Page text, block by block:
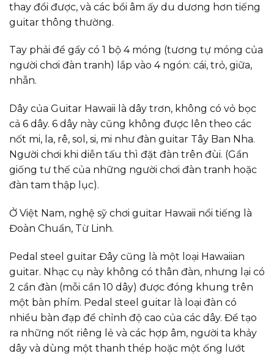
thay đổi được, và các bồi âm ấy du dương hơn tiếng
guitar thông thường.
Tay phải để gẩy có 1 bộ 4 móng (tương tự móng của
người chơi đàn tranh) lắp vào 4 ngón: cái, trỏ, giữa,
nhẫn.
Dây của Guitar Hawaii là dây trơn, không có vỏ bọc
cả 6 dây. 6 dây này cũng không được lên theo các
nốt mi, la, rê, sol, si, mi như đàn guitar Tây Ban Nha.
Người chơi khi diễn tấu thì đặt đàn trên đùi. (Gần
giống tư thế của những người chơi đàn tranh hoặc
đàn tam thập lục).
Ở Việt Nam, nghệ sỹ chơi guitar Hawaii nổi tiếng là
Đoàn Chuẩn, Từ Linh.
Pedal steel guitar Đây cũng là một loại Hawaiian
guitar. Nhạc cụ này không có thân đàn, nhưng lại có
2 cần đàn (mỗi cần 10 dây) được đóng khung trên
một bàn phím. Pedal steel guitar là loại đàn có
nhiều bàn đạp để chỉnh độ cao của các dây. Để tạo
ra những nốt riêng lẻ và các hợp âm, người ta khảy
dây và dùng một thanh thép hoặc một ống lướt